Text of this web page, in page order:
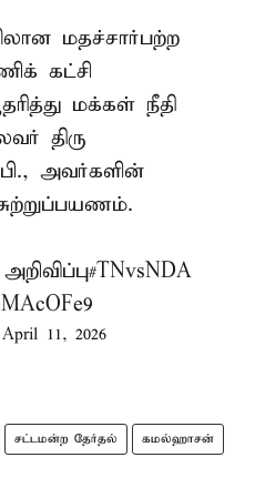
மதச்சார்பற்ற
கட்சி
மக்கள் நீதி
திரு
அவர்களின்
#TNvsNDA
April 11, 2026
சட்டமன்ற தேர்தல் கமல்ஹாசன்